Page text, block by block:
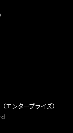
エンタープライズ）